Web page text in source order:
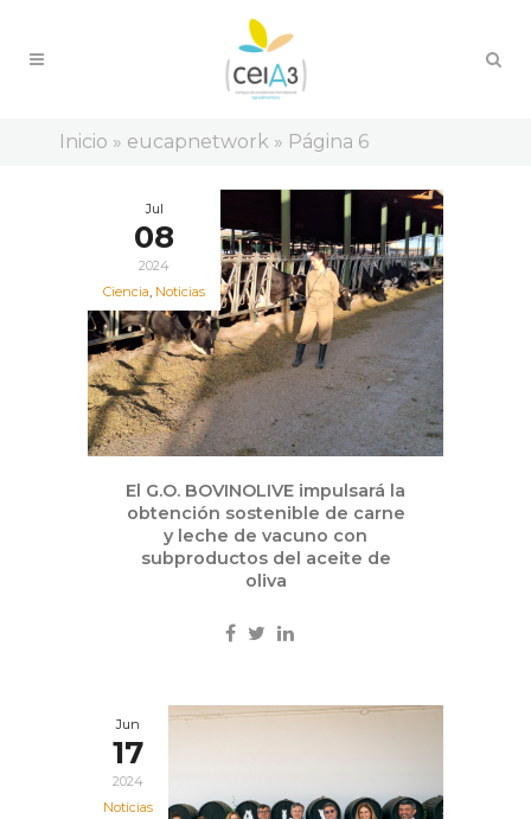
Inicio » eucapnetwork » Página 6
Jul
08
2024
Ciencia, Noticias
El G.O. BOVINOLIVE impulsará la
obtención sostenible de carne
y leche de vacuno con
subproductos del aceite de
oliva
Jun
17
2024
Noticias